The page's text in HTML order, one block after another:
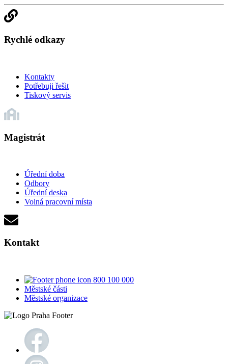
Rychlé odkazy
Kontakty
Potřebuji řešit
Tiskový servis
Magistrát
Úřední doba
Odbory
Úřední deska
Volná pracovní místa
Kontakt
800 100 000
Městské části
Městské organizace